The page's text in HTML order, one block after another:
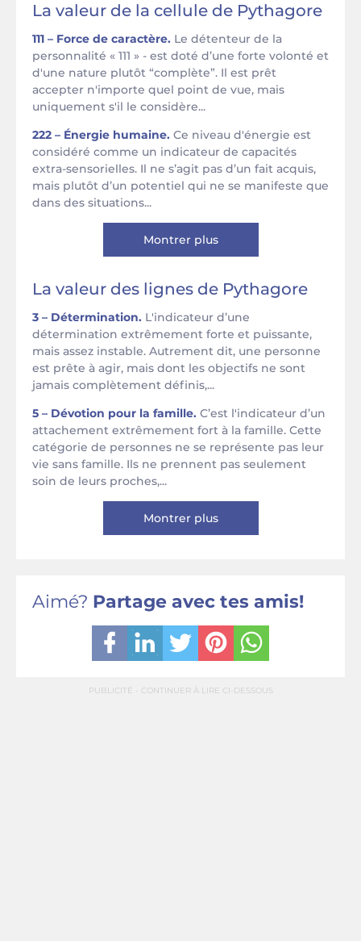
La valeur de la cellule de Pythagore
111 – Force de caractère. Le détenteur de la
personnalité « 111 » - est doté d’une forte volonté et
d'une nature plutôt “complète”. Il est prêt
accepter n'importe quel point de vue, mais
uniquement s'il le considère...
222 – Énergie humaine. Ce niveau d'énergie est
considéré comme un indicateur de capacités
extra-sensorielles. Il ne s’agit pas d’un fait acquis,
mais plutôt d’un potentiel qui ne se manifeste que
dans des situations...
Montrer plus
La valeur des lignes de Pythagore
3 – Détermination. L'indicateur d’une
détermination extrêmement forte et puissante,
mais assez instable. Autrement dit, une personne
est prête à agir, mais dont les objectifs ne sont
jamais complètement définis,...
5 – Dévotion pour la famille. C’est l'indicateur d’un
attachement extrêmement fort à la famille. Cette
catégorie de personnes ne se représente pas leur
vie sans famille. Ils ne prennent pas seulement
soin de leurs proches,...
Montrer plus
Aimé? Partage avec tes amis!
PUBLICITÉ - CONTINUER À LIRE CI-DESSOUS